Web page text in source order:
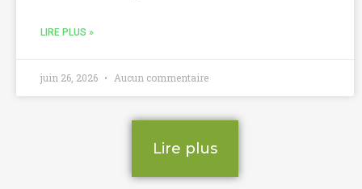
LIRE PLUS »
juin 26, 2026 Aucun commentaire
Lire plus